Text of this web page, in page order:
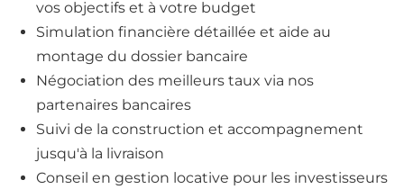
vos objectifs et à votre budget
Simulation financière détaillée et aide au
montage du dossier bancaire
Négociation des meilleurs taux via nos
partenaires bancaires
Suivi de la construction et accompagnement
jusqu'à la livraison
Conseil en gestion locative pour les investisseurs